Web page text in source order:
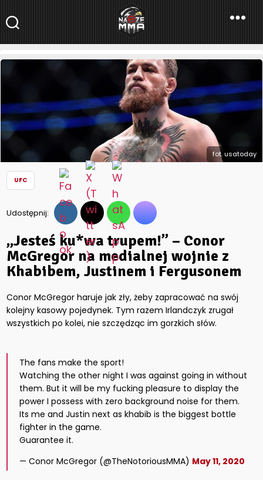
NaszeMMA
NaszeMMA.pl»Aktualności»Świat»UFC»„Jesteś ku*wa trupem!”
– Conor McGregor na medialnej wojnie z Khabibem,
fot. usatoday
UFC
Udostępnij:
„Jesteś ku*wa trupem!” – Conor
McGregor na medialnej wojnie z
Khabibem, Justinem i Fergusonem
Conor McGregor haruje jak zły, żeby zapracować na swój
kolejny kasowy pojedynek. Tym razem Irlandczyk zrugał
wszystkich po kolei, nie szczędząc im gorzkich słów.
The fans make the sport!
Watching the other night I was against going in without
them. But it will be my fucking pleasure to display the
power I possess with zero background noise for them.
Its me and Justin next as khabib is the biggest bottle
fighter in the game.
Guarantee it.
— Conor McGregor (@TheNotoriousMMA) May 11, 2020